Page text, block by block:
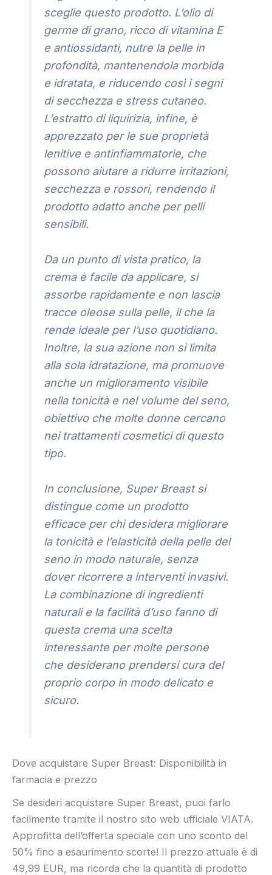
sceglie questo prodotto. L’olio di
germe di grano, ricco di vitamina E
e antiossidanti, nutre la pelle in
profondità, mantenendola morbida
e idratata, e riducendo così i segni
di secchezza e stress cutaneo.
L’estratto di liquirizia, infine, è
apprezzato per le sue proprietà
lenitive e antinfiammatorie, che
possono aiutare a ridurre irritazioni,
secchezza e rossori, rendendo il
prodotto adatto anche per pelli
sensibili.
Da un punto di vista pratico, la
crema è facile da applicare, si
assorbe rapidamente e non lascia
tracce oleose sulla pelle, il che la
rende ideale per l’uso quotidiano.
Inoltre, la sua azione non si limita
alla sola idratazione, ma promuove
anche un miglioramento visibile
nella tonicità e nel volume del seno,
obiettivo che molte donne cercano
nei trattamenti cosmetici di questo
tipo.
In conclusione, Super Breast si
distingue come un prodotto
efficace per chi desidera migliorare
la tonicità e l’elasticità della pelle del
seno in modo naturale, senza
dover ricorrere a interventi invasivi.
La combinazione di ingredienti
naturali e la facilità d’uso fanno di
questa crema una scelta
interessante per molte persone
che desiderano prendersi cura del
proprio corpo in modo delicato e
sicuro.
Dove acquistare Super Breast: Disponibilità in
farmacia e prezzo
Se desideri acquistare Super Breast, puoi farlo
facilmente tramite il nostro sito web ufficiale VIATA.
Approfitta dell’offerta speciale con uno sconto del
50% fino a esaurimento scorte! Il prezzo attuale è di
49,99 EUR, ma ricorda che la quantità di prodotto